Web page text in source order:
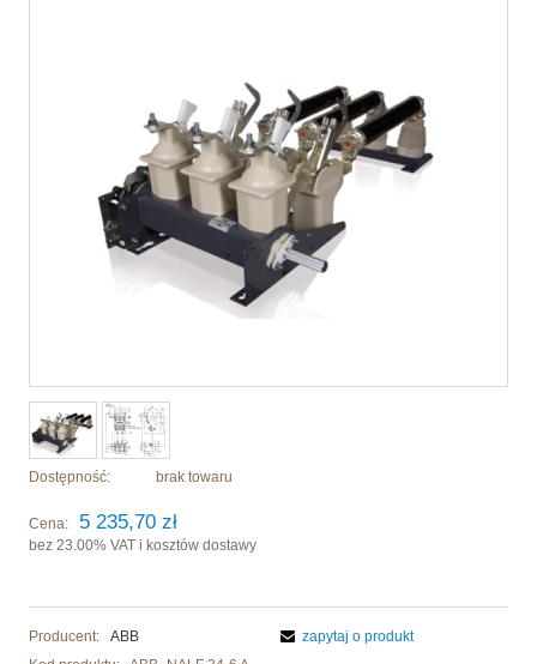
Dostępność: brak towaru
Cena: 5 235,70 zł
bez 23.00% VAT i kosztów dostawy
Producent:
ABB
zapytaj o produkt